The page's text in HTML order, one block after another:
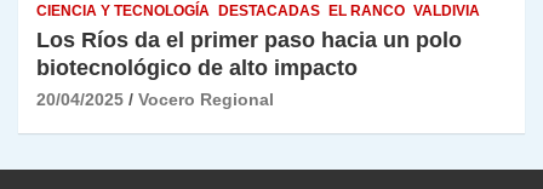
CIENCIA Y TECNOLOGÍA DESTACADAS EL RANCO VALDIVIA
Los Ríos da el primer paso hacia un polo
biotecnológico de alto impacto
20/04/2025 Vocero Regional